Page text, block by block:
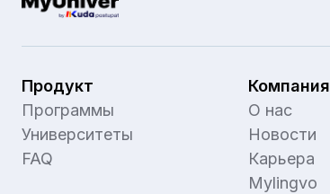
Продукт
Программы
Университеты
FAQ
Компания
О нас
Новости
Карьера
Mylingvo